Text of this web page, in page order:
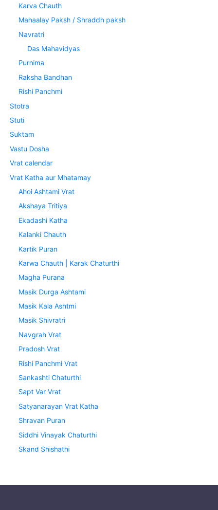
Karva Chauth
Mahaalay Paksh / Shraddh paksh
Navratri
Das Mahavidyas
Purnima
Raksha Bandhan
Rishi Panchmi
Stotra
Stuti
Suktam
Vastu Dosha
Vrat calendar
Vrat Katha aur Mhatamay
Ahoi Ashtami Vrat
Akshaya Tritiya
Ekadashi Katha
Kalanki Chauth
Kartik Puran
Karwa Chauth | Karak Chaturthi
Magha Purana
Masik Durga Ashtami
Masik Kala Ashtmi
Masik Shivratri
Navgrah Vrat
Pradosh Vrat
Rishi Panchmi Vrat
Sankashti Chaturthi
Sapt Var Vrat
Satyanarayan Vrat Katha
Shravan Puran
Siddhi Vinayak Chaturthi
Skand Shishathi